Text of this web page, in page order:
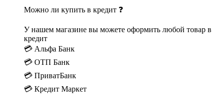
Можно ли купить в кредит ❓
У нашем магазине вы можете оформить любой товар в
кредит
💳 Альфа Банк
💳 ОТП Банк
💳 ПриватБанк
💳 Кредит Маркет